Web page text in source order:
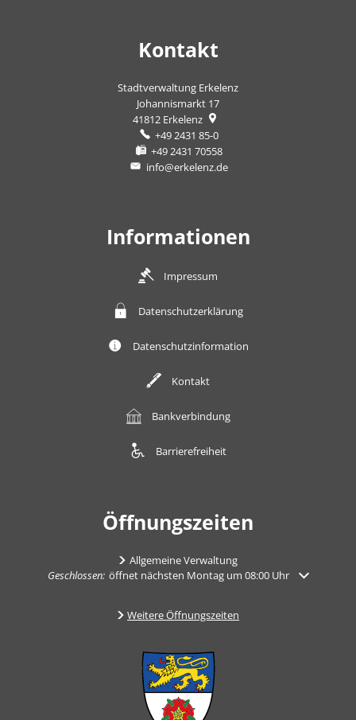
Kontakt
Stadtverwaltung Erkelenz
Johannismarkt 17
41812 Erkelenz
+49 2431 85-0
+49 2431 70558
info@erkelenz.de
Informationen
Impressum
Datenschutzerklärung
Datenschutzinformation
Kontakt
Bankverbindung
Barrierefreiheit
Öffnungszeiten
Allgemeine Verwaltung
Klicken, um weitere Öffnungs- oder Schließzeiten auszublenden
Geschlossen: öffnet nächsten Montag um 08:00 Uhr
Weitere Öffnungszeiten